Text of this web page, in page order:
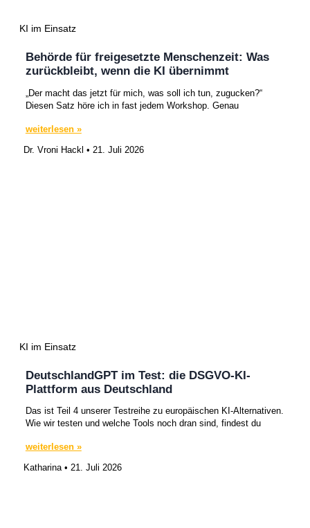
KI im Einsatz
Behörde für freigesetzte Menschenzeit: Was
zurückbleibt, wenn die KI übernimmt
„Der macht das jetzt für mich, was soll ich tun, zugucken?“
Diesen Satz höre ich in fast jedem Workshop. Genau
weiterlesen »
Dr. Vroni Hackl
21. Juli 2026
KI im Einsatz
DeutschlandGPT im Test: die DSGVO-KI-
Plattform aus Deutschland
Das ist Teil 4 unserer Testreihe zu europäischen KI-Alternativen.
Wie wir testen und welche Tools noch dran sind, findest du
weiterlesen »
Katharina
21. Juli 2026